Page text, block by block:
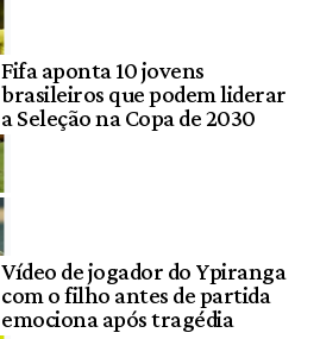
Fifa aponta 10 jovens
brasileiros que podem liderar
a Seleção na Copa de 2030
Vídeo de jogador do Ypiranga
com o filho antes de partida
emociona após tragédia